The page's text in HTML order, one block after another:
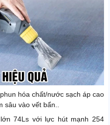
hóa chất/nước sạch áp cao
sâu vào vết bẩn..
74Ls với lực hút mạnh 254